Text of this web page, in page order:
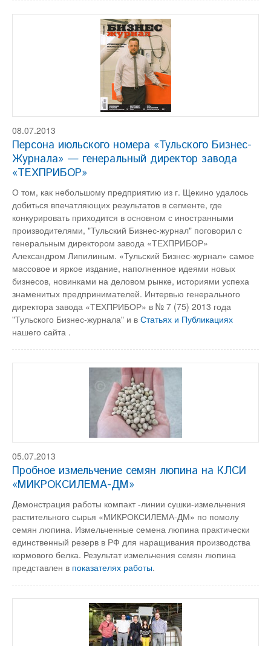
08.07.2013
Персона июльского номера «Тульского Бизнес-
Журнала» — генеральный директор завода
«ТЕХПРИБОР»
О том, как небольшому предприятию из г. Щекино удалось
добиться впечатляющих результатов в сегменте, где
конкурировать приходится в основном с иностранными
производителями, "Тульский Бизнес-журнал" поговорил с
генеральным директором завода «ТЕХПРИБОР»
Александром Липилиным. «Тульский Бизнес-журнал» самое
массовое и яркое издание, наполненное идеями новых
бизнесов, новинками на деловом рынке, историями успеха
знаменитых предпринимателей. Интервью генерального
директора завода «ТЕХПРИБОР» в № 7 (75) 2013 года
"Тульского Бизнес-журнала" и в Статьях и Публикациях
нашего сайта .
05.07.2013
Пробное измельчение семян люпина на КЛСИ
«МИКРОКСИЛЕМА-ДМ»
Демонстрация работы компакт -линии сушки-измельчения
растительного сырья «МИКРОКСИЛЕМА-ДМ» по помолу
семян люпина. Измельченные семена люпина практически
единственный резерв в РФ для наращивания производства
кормового белка. Результат измельчения семян люпина
представлен в показателях работы.